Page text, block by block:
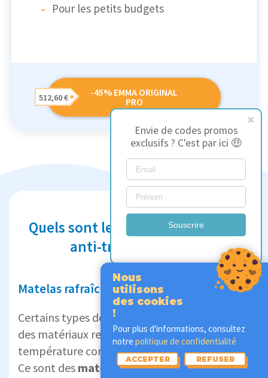
Pour les petits budgets
-45% EMMA ORIGINAL
PRO
512,60 €
Quels sont les meilleurs matelas
anti-transpiration ?
Matelas rafraîchissants anti-transpiration
Certains types de matelas sont conçus avec
des matériaux respirants qui régulent la
température corporelle 💧, idéal pour l'été.
Ce sont des matelas rafraîchissants!
Envie de codes promos
exclusifs ? C'est par ici 🤑
Souscrire
Nous
utilisons
des cookies
!
Pour plus d'informations, consultez
notre politique de confidentialité
ACCEPTER REFUSER